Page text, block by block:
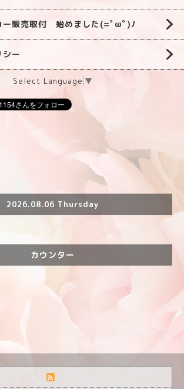
ー販売取付 始めました(=ﾟωﾟ)ﾉ
シー
Select Language ▼
2026.08.06 Thursday
カウンター